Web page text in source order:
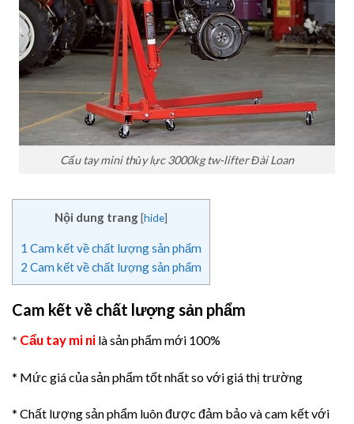
Cẩu tay mini thủy lực 3000kg tw-lifter Đài Loan
Nội dung trang[hide]
1 Cam kết về chất lượng sản phẩm
2 Cam kết về chất lượng sản phẩm
Cam kết về chất lượng sản phẩm
* Cẩu tay mi ni là sản phẩm mới 100%
* Mức giá của sản phẩm tốt nhất so với giá thị trường
* Chất lượng sản phẩm luôn được đảm bảo và cam kết với